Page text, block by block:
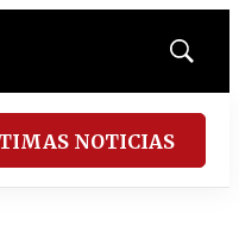
Mostrar
NOTICIAS